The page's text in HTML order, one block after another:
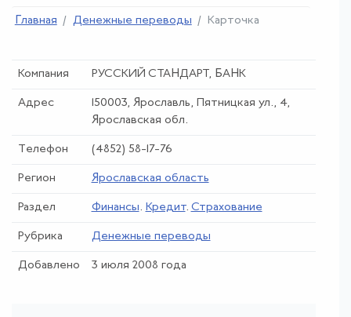
Главная Денежные переводы Карточка
Компания РУССКИЙ СТАНДАРТ, БАНК
Адрес
150003, Ярославль, Пятницкая ул., 4,
Ярославская обл.
Телефон (4852) 58-17-76
Регион Ярославская область
Раздел Финансы. Кредит. Страхование
Рубрика Денежные переводы
Добавлено 3 июля 2008 года